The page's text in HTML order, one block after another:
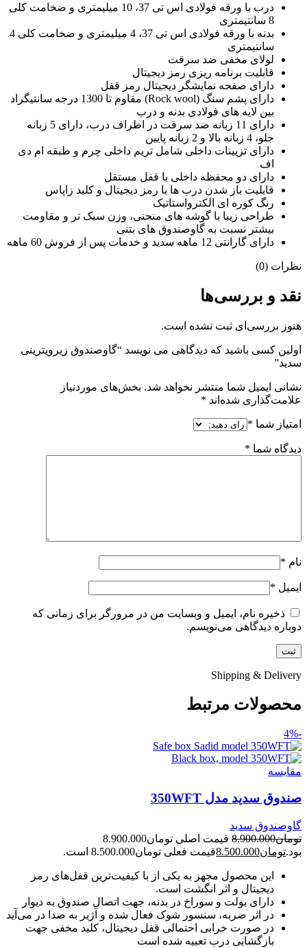
درب با ورقه فولادی اس تی 37، 10 میلیمتری و ضخامت کلی
8 سانتیمتری
بدنه با ورقه فولادی اس تی 37، 4 میلیمتری و ضخامت کلی 4
سانتیمتری
لولای مخفی ضد سرقت
قابلیت برنامه ریزی رمز دیجیتال
دارای صفحه نمایشگر دیجیتال رمز قفل
دارای پشم سنگ (Rock wool) مقاوم تا 1300 درجه سانتیگراد
بین لایه های فولادی بدنه و درب
دارای 11 زبانه ضد سرقت در اطراف درب، دارای 5 زبانه
جلو، 4 زبانه بالا و 2 زبانه پایین
دارای تزیینات داخلی شامل تریم داخلی چرم و طبقه ام دی
اف
دارای دو محفظه داخلی با قفل مستقل
قابلیت باز شدن درب ها با رمز دیجیتال و کلید زاپاس
رنگ کوره ای الکترواستاتیک
طراحی زیبا با گوشه های منحنی، وزن سبک تر و مقاومت
بیشتر نسبت به گاوصندوق های بتنی
دارای گارانتی 12 ماهه سدید و خدمات پس از فروش 60 ماهه
نظرات (0)
نقد و بررسی‌ها
هنوز بررسی‌ای ثبت نشده است.
اولین کسی باشید که دیدگاهی می نویسد “گاوصندوق زیرویترینی
سدید”
نشانی ایمیل شما منتشر نخواهد شد. بخش‌های موردنیاز
علامت‌گذاری شده‌اند *
امتیاز شما *
دیدگاه شما *
نام *
ایمیل *
ذخیره نام، ایمیل و وبسایت من در مرورگر برای زمانی که
دوباره دیدگاهی می‌نویسم.
Shipping & Delivery
محصولات مرتبط
-4%
مقايسه
صندوق سدید مدل 350WFT
گاوصندوق سدید
تومان8.900.000
قیمت اصلی تومان8.900.000
بود.تومان8.500.000قیمت فعلی تومان8.500.000 است.
این محصول مجهز به یکی از با کیفیت‌ترین قفل‌های رمز
دیجیتال و اثر انگشت است.
دارای بولت و سوراخ در بدنه، جهت اتصال صندوق به دیوار
در اثر ضربه، سنسور شوک فعال شده و آژیر به صدا در می‌آید
در صورت خرابی احتمالی قفل دیجیتال، کلید مخفی جهت
بازگشایی درب تعبیه شده است